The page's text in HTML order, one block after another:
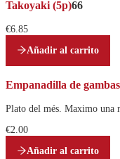
Takoyaki (5p)66
€6.85
Añadir al carrito
Empanadilla de
Plato del més. Maximo una
€2.00
Añadir al carrito